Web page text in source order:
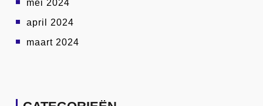
mei 2024
april 2024
maart 2024